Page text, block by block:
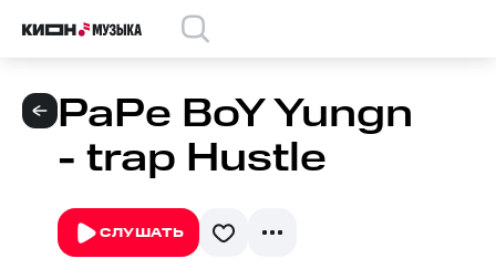
PaPe BoY Yungn
- trap Hustle
СЛУШАТЬ